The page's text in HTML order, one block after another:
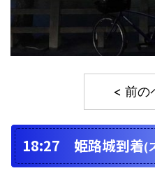
< 前の
18:27 姫路城到着(